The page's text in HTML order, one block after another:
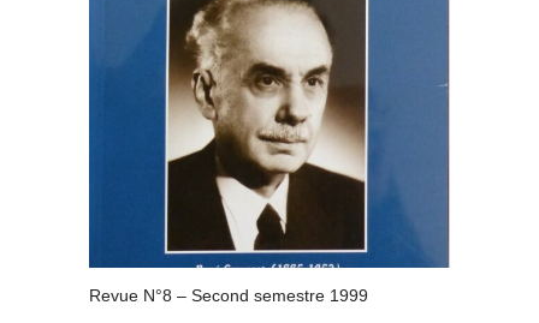
Revue N°8 – Second semestre 1999